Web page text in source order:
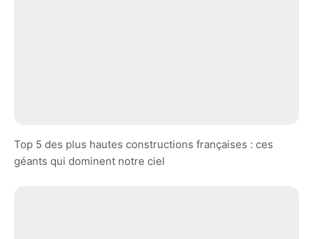
Top 5 des plus hautes constructions françaises : ces
géants qui dominent notre ciel